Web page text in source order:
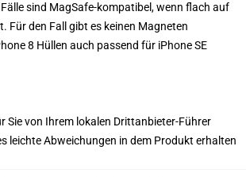
sind MagSafe-kompatibel, wenn flach auf
Für den Fall gibt es keinen Magneten
8 Hüllen auch passend für iPhone SE
Sie von Ihrem lokalen Drittanbieter-Führer
leichte Abweichungen in dem Produkt erhalten